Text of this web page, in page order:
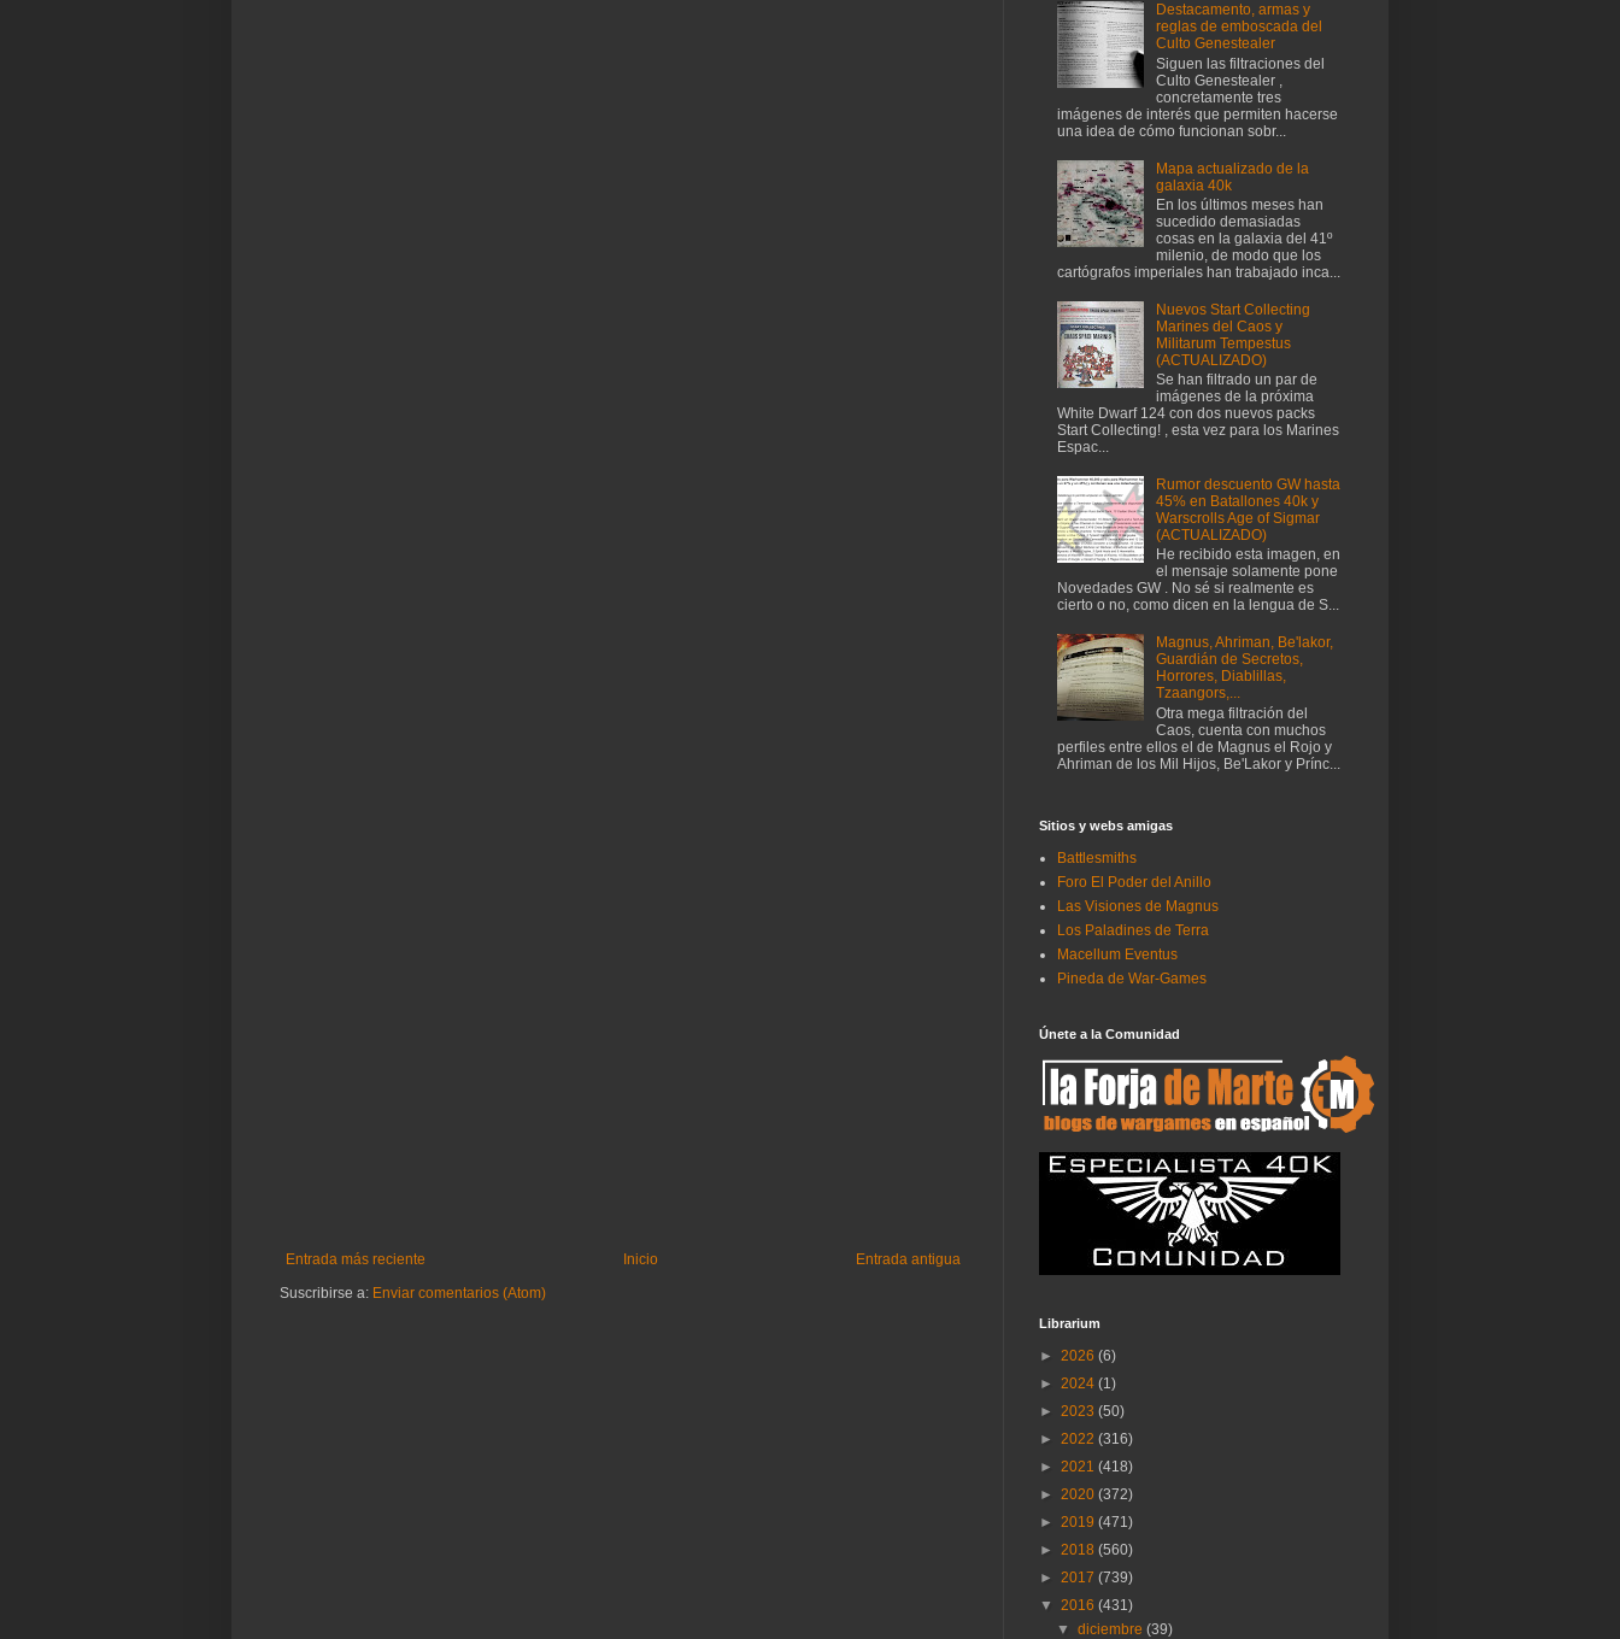
Entrada más reciente Entrada antigua
Inicio
Suscribirse a: Enviar comentarios (Atom)
Destacamento, armas y
reglas de emboscada del
Culto Genestealer
Siguen las filtraciones del
Culto Genestealer ,
concretamente tres
imágenes de interés que permiten hacerse
una idea de cómo funcionan sobr...
Mapa actualizado de la
galaxia 40k
En los últimos meses han
sucedido demasiadas
cosas en la galaxia del 41º
milenio, de modo que los
cartógrafos imperiales han trabajado inca...
Nuevos Start Collecting
Marines del Caos y
Militarum Tempestus
(ACTUALIZADO)
Se han filtrado un par de
imágenes de la próxima
White Dwarf 124 con dos nuevos packs
Start Collecting! , esta vez para los Marines
Espac...
Rumor descuento GW hasta
45% en Batallones 40k y
Warscrolls Age of Sigmar
(ACTUALIZADO)
He recibido esta imagen, en
el mensaje solamente pone
Novedades GW . No sé si realmente es
cierto o no, como dicen en la lengua de S...
Magnus, Ahriman, Be'lakor,
Guardián de Secretos,
Horrores, Diablillas,
Tzaangors,...
Otra mega filtración del
Caos, cuenta con muchos
perfiles entre ellos el de Magnus el Rojo y
Ahriman de los Mil Hijos, Be'Lakor y Prínc...
Sitios y webs amigas
Battlesmiths
Foro El Poder del Anillo
Las Visiones de Magnus
Los Paladines de Terra
Macellum Eventus
Pineda de War-Games
Únete a la Comunidad
Librarium
► 2026 (6)
► 2024 (1)
► 2023 (50)
► 2022 (316)
► 2021 (418)
► 2020 (372)
► 2019 (471)
► 2018 (560)
► 2017 (739)
▼ 2016 (431)
▼diciembre(39)